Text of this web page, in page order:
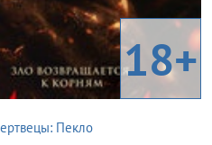
18+
Пекло